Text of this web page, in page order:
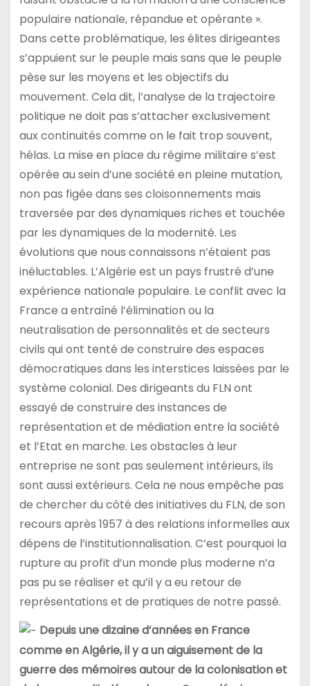
populaire nationale, répandue et opérante ».
Dans cette problématique, les élites dirigeantes
s’appuient sur le peuple mais sans que le peuple
pèse sur les moyens et les objectifs du
mouvement. Cela dit, l’analyse de la trajectoire
politique ne doit pas s’attacher exclusivement
aux continuités comme on le fait trop souvent,
hélas. La mise en place du régime militaire s’est
opérée au sein d’une société en pleine mutation,
non pas figée dans ses cloisonnements mais
traversée par des dynamiques riches et touchée
par les dynamiques de la modernité. Les
évolutions que nous connaissons n’étaient pas
inéluctables. L’Algérie est un pays frustré d’une
expérience nationale populaire. Le conflit avec la
France a entraîné l’élimination ou la
neutralisation de personnalités et de secteurs
civils qui ont tenté de construire des espaces
démocratiques dans les interstices laissées par le
système colonial. Des dirigeants du FLN ont
essayé de construire des instances de
représentation et de médiation entre la société
et l’Etat en marche. Les obstacles à leur
entreprise ne sont pas seulement intérieurs, ils
sont aussi extérieurs. Cela ne nous empêche pas
de chercher du côté des initiatives du FLN, de son
recours après 1957 à des relations informelles aux
dépens de l’institutionnalisation. C’est pourquoi la
rupture au profit d’un monde plus moderne n’a
pas pu se réaliser et qu’il y a eu retour de
représentations et de pratiques de notre passé.
Depuis une dizaine d’années en France
comme en Algérie, il y a un aiguisement de la
guerre des mémoires autour de la colonisation et